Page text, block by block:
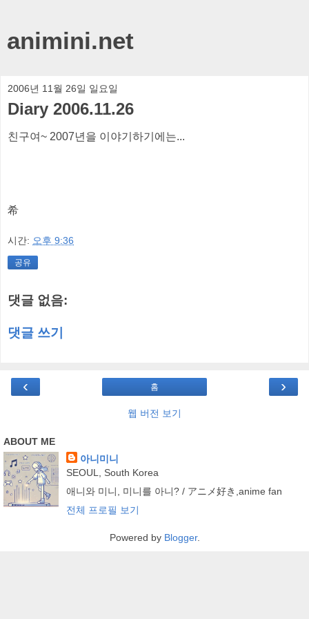
animini.net
2006년 11월 26일 일요일
Diary 2006.11.26
친구여~ 2007년을 이야기하기에는...
希
시간: 오후 9:36
공유
댓글 없음:
댓글 쓰기
‹ ›
홈
웹 버전 보기
ABOUT ME
아니미니
SEOUL, South Korea
애니와 미니, 미니를 아니? / アニメ好き,anime fan
전체 프로필 보기
Powered by Blogger.